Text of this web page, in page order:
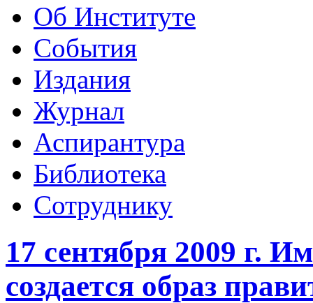
Об Институте
События
Издания
Журнал
Аспирантура
Библиотека
Сотруднику
17 сентября 2009 г.
создается образ